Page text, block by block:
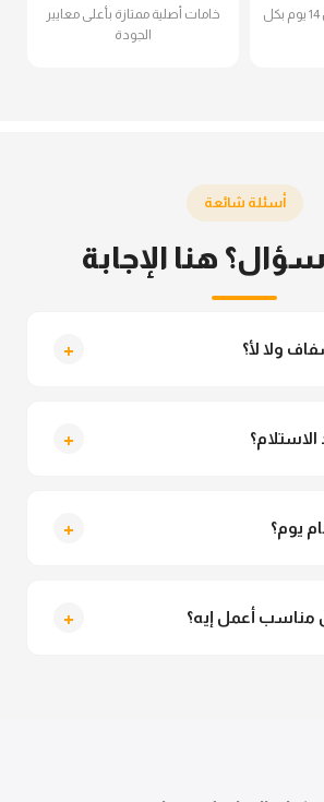
مش عاجبك؟ بدّليه خلال 14 يوم بكل
خامات أصلية ممتازة بأعلى معايير
الجودة
أسئلة شائعة
هنا الإجابة
ولا لأ؟ +
+
يوم؟ +
أعمل إيه؟ +